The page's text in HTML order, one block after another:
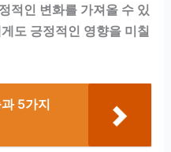
적인 변화를 가져올 수 있
도 긍정적인 영향을 미칠
5가지